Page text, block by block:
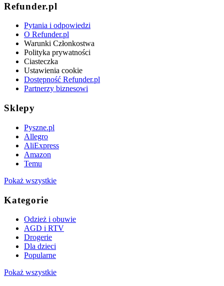
Refunder.pl
Pytania i odpowiedzi
O Refunder.pl
Warunki Członkostwa
Polityka prywatności
Ciasteczka
Ustawienia cookie
Dostępność Refunder.pl
Partnerzy biznesowi
Sklepy
Pyszne.pl
Allegro
AliExpress
Amazon
Temu
Pokaż wszystkie
Kategorie
Odzież i obuwie
AGD i RTV
Drogerie
Dla dzieci
Popularne
Pokaż wszystkie